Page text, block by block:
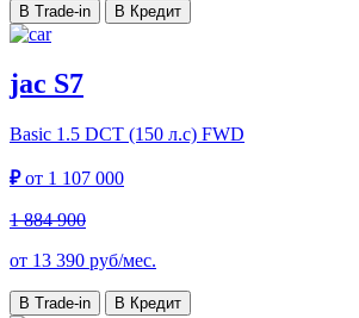
В Trade-in В Кредит
jac S7
Basic 1.5 DCT (150 л.с) FWD
₽от 1 107 000
1 884 900
от 13 390 руб/мес.
В Trade-in В Кредит